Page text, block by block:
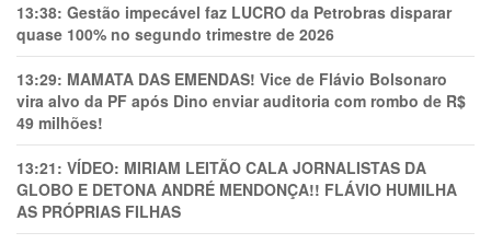
13:38: Gestão impecável faz LUCRO da Petrobras disparar
quase 100% no segundo trimestre de 2026
13:29: MAMATA DAS EMENDAS! Vice de Flávio Bolsonaro
vira alvo da PF após Dino enviar auditoria com rombo de R$
49 milhões!
13:21: VÍDEO: MIRIAM LEITÃO CALA JORNALISTAS DA
GLOBO E DETONA ANDRÉ MENDONÇA!! FLÁVIO HUMILHA
AS PRÓPRIAS FILHAS